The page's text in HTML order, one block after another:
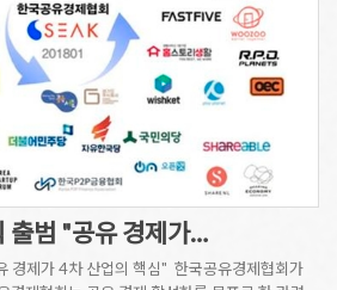
출범 "공유 경제가…
경제가 4차 산업의 핵심" 한국공유경제협회가